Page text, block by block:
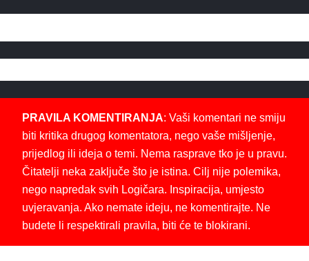
PRAVILA KOMENTIRANJA: Vaši komentari ne smiju
biti kritika drugog komentatora, nego vaše mišljenje,
prijedlog ili ideja o temi. Nema rasprave tko je u pravu.
Čitatelji neka zaključe što je istina. Cilj nije polemika,
nego napredak svih Logičara. Inspiracija, umjesto
uvjeravanja. Ako nemate ideju, ne komentirajte. Ne
budete li respektirali pravila, biti će te blokirani.